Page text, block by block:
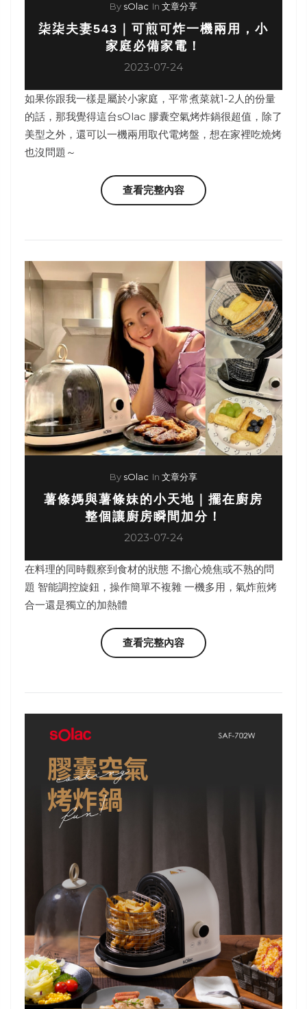
By sOlac In 文章分享
柒柒夫妻543｜可煎可炸一機兩用，小
家庭必備家電！
2023-07-24
如果你跟我一樣是屬於小家庭，平常煮菜就1-2人的份量
的話，那我覺得這台sOlac 膠囊空氣烤炸鍋很超值，除了
美型之外，還可以一機兩用取代電烤盤，想在家裡吃燒烤
也沒問題～
查看完整內容
By sOlac In 文章分享
薯條媽與薯條妹的小天地｜擺在廚房
整個讓廚房瞬間加分！
2023-07-24
在料理的同時觀察到食材的狀態 不擔心燒焦或不熟的問
題 智能調控旋鈕，操作簡單不複雜 一機多用，氣炸煎烤
合一還是獨立的加熱體
查看完整內容